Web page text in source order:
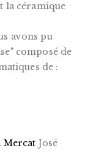
la céramique
avons pu
composé de
de :
Mercat José